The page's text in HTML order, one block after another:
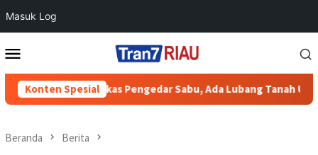
Masuk Log
ke
Mobile
Konten Spesial
Grebek Markas Pengedar Sabu, Ada Lubang Tanah Untuk
Beranda Berita